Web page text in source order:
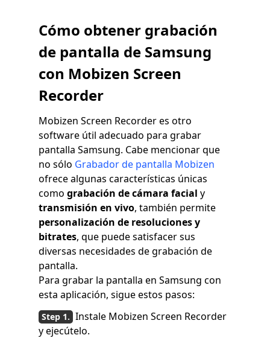
Cómo obtener grabación
de pantalla de Samsung
con Mobizen Screen
Recorder
Mobizen Screen Recorder es otro
software útil adecuado para grabar
pantalla Samsung. Cabe mencionar que
no sólo Grabador de pantalla Mobizen
ofrece algunas características únicas
como grabación de cámara facial y
transmisión en vivo, también permite
personalización de resoluciones y
bitrates, que puede satisfacer sus
diversas necesidades de grabación de
pantalla.
Para grabar la pantalla en Samsung con
esta aplicación, sigue estos pasos:
Instale Mobizen Screen Recorder
y ejecútelo.